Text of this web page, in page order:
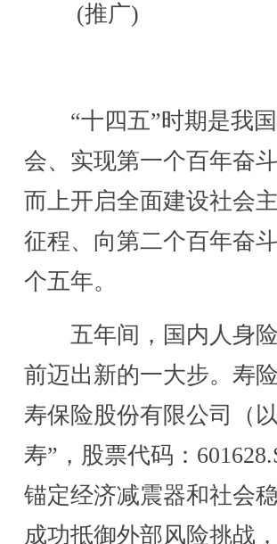
(推广)
“十四五”时期是我国
会、实现第一个百年奋
而上开启全面建设社会
征程、向第二个百年奋
个五年。
五年间，国内人身险
前迈出新的一大步。寿
寿保险股份有限公司（
寿”，股票代码：
锚定经济减震器和社会
成功抵御外部风险挑战